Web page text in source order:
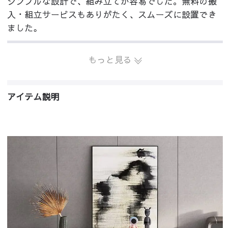
入・組立サービスもありがたく、スムーズに設置でき
ました。
もっと見る
アイテム説明